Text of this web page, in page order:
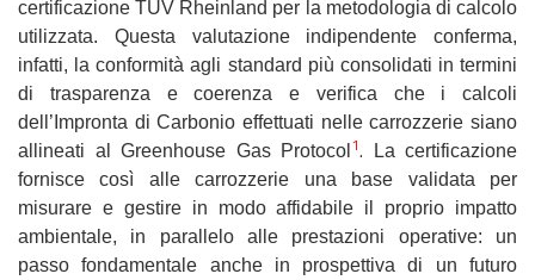
certificazione TÜV Rheinland per la metodologia di calcolo
utilizzata. Questa valutazione indipendente conferma,
infatti, la conformità agli standard più consolidati in termini
di trasparenza e coerenza e verifica che i calcoli
dell’Impronta di Carbonio effettuati nelle carrozzerie siano
allineati al Greenhouse Gas Protocol 1.
La certificazione
fornisce così alle carrozzerie una base validata per
misurare e gestire in modo affidabile il proprio impatto
ambientale, in parallelo alle prestazioni operative: un
passo fondamentale anche in prospettiva di un futuro